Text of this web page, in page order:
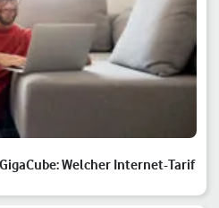
Welcher Internet-Tarif